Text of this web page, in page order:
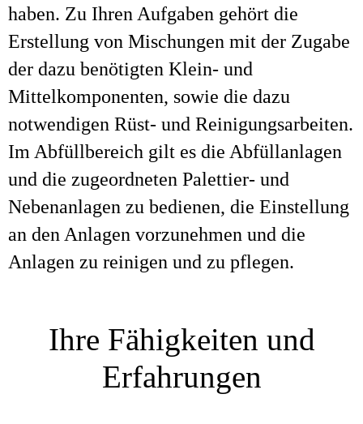
haben. Zu Ihren Aufgaben gehört die
Erstellung von Mischungen mit der Zugabe
der dazu benötigten Klein- und
Mittelkomponenten, sowie die dazu
notwendigen Rüst- und Reinigungsarbeiten.
Im Abfüllbereich gilt es die Abfüllanlagen
und die zugeordneten Palettier- und
Nebenanlagen zu bedienen, die Einstellung
an den Anlagen vorzunehmen und die
Anlagen zu reinigen und zu pflegen.
Ihre Fähigkeiten und
Erfahrungen